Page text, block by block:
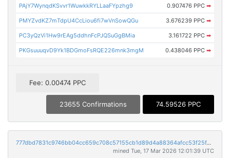
PAjY7WynqdKSvvr1WuwkkRYLLaaFYpzhg9 0.907476 PPC ➡
PMYZvdKZ7mTdpU4CcLiou6fi7wVnSowQGu 3.676239 PPC ➡
PC3yQzVi1Hw9rEAg5ddhnFcPJQSuGgBMia 3.161722 PPC ➡
PKGsuuuqvD9Yk1BDGmoFsRQE226mnk3mgM 0.438046 PPC ➡
Fee: 0.00474 PPC
23655 Confirmations 74.59526 PPC
777dbd7831c9746bb04cc659c708c57155cb1d89d4a88364afcc53f25f4e27e4
mined Tue, 17 Mar 2026 12:01:39 UTC